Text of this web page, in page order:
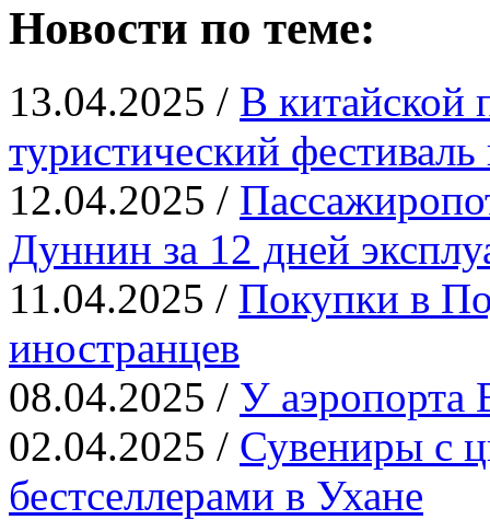
Новости по теме:
13.04.2025 / В китайской
туристический
12.04.2025 /
Дуннин за 12 дней
11.04.2025 / Покупки в
иностранцев
08.04.2025 / У аэропорта
02.04.2025 / Сувениры с
бестселлерами в Ухане